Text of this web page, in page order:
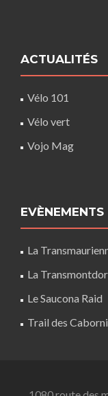
ACTUALITÉS
Vélo 101
Vélo vert
Vojo Mag
EVÈNEMENTS
La
La Transmontdor
Le Saucona Raid
Trail des